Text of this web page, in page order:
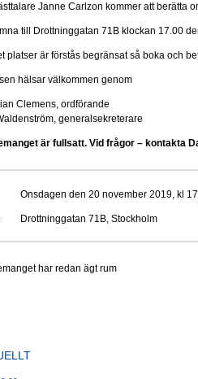
Janne Carlzon kommer att berätta
till Drottninggatan 71B klockan 17.00
platser är förstås begränsat så boka och
hälsar välkommen genom
Clemens, ordförande
generalsekreterare
är fullsatt. Vid frågor – kontakta
Onsdagen den 20 november 2019, kl
Drottninggatan 71B, Stockholm
har redan ägt rum